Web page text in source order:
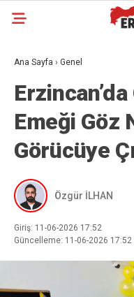
Ana Sayfa › Genel
Emeği Göz
Görücüye
Özgür İLHAN
Giriş: 11-06-2026 17:52
Güncelleme: 11-06-2026 17:52